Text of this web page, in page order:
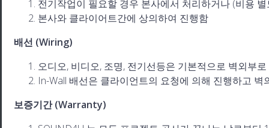
전기작업이 필요할 경우 본사에서 처리하거나 (비용
본사와 클라이어트간에 상의하여 진행함
배선 (Wiring)
오디오, 비디오, 조명, 전기선등은 기본적으로 벽외부
In-Wall 배선은 클라이언트의 요청에 의해 진행하고
보증기간 (Warranty)